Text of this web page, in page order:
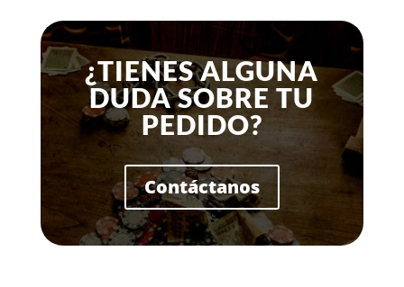
¿TIENES ALGUNA
DUDA SOBRE TU
PEDIDO?
Contáctanos